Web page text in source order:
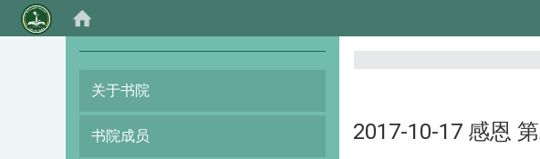
关于书院
书院成员 2017-10-17 感恩